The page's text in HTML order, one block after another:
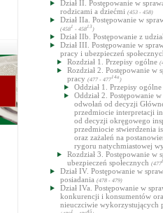
Dział II. Postępowanie w
rodzicami a dziećmi (453 - 458)
Dział IIa. Postępowanie w
(4581 - 45813)
Dział IIb. Postępowanie z
Dział III. Postępowanie w
pracy i ubezpieczeń
Rozdział 1. Przepisy ogólne
Rozdział 2. Postępowanie w
pracy (477 - 47714a )
Oddział 1. Przepisy ogólne
Oddział 2. Postępowanie
odwołań od decyzji
przedmiocie interpretacji
od decyzji okręgowego
przedmiocie stwierdzenia
oraz zażaleń na
rygoru natychmiastowej
Rozdział 3. Postępowanie w
ubezpieczeń społecznych (477
Dział IV. Postępowanie w
posiadania (478 - 479)
Dział IVa. Postępowanie w
konkurencji i konsumentów
nieuczciwie wykorzystujących
1 45